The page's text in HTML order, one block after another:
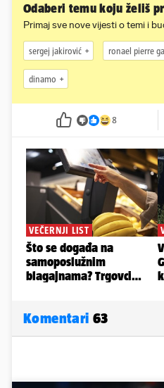
Odaberi temu koju želiš
Primaj sve nove vijesti o temi i
sergej jakirović ronael pierre
dinamo
8
Komentari 63